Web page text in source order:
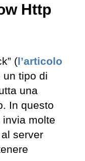
Http
(l’articolo
un tipo di
una
In questo
invia molte
server